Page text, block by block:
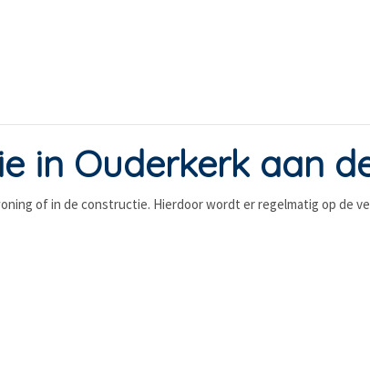
in Ouderkerk aan
of in de constructie. Hierdoor wordt er regelmatig op de